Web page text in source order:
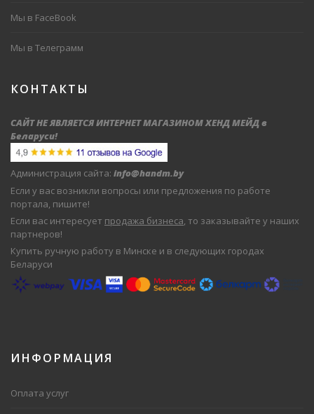
Мы в FaceBook
Мы в Телеграмм
КОНТАКТЫ
САЙТ НЕ ЯВЛЯЕТСЯ ИНТЕРНЕТ МАГАЗИНОМ ХЕНД МЕЙД в
Беларуси!
Администрация сайта: info@handm.by
Если у вас возникли вопросы или предложения по работе
портала, пишите!
Если вас интересует продажа бизнеса , то заказывайте у наших
партнеров!
Купить ручную работу в Минске и в следующих городах
Беларуси
ИНФОРМАЦИЯ
Оплата услуг